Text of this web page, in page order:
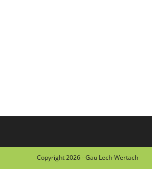
Copyright 2026 - Gau Lech-Wertach